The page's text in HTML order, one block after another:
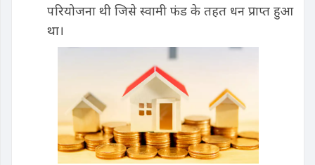
परियोजना थी जिसे स्वामी फंड के तहत धन प्राप्त हुआ
था।